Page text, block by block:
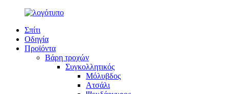
Σπίτι
Οδηγία
Προϊόντα
Βάρη τροχών
Συγκολλητικός
Μόλυβδος
Ατσάλι